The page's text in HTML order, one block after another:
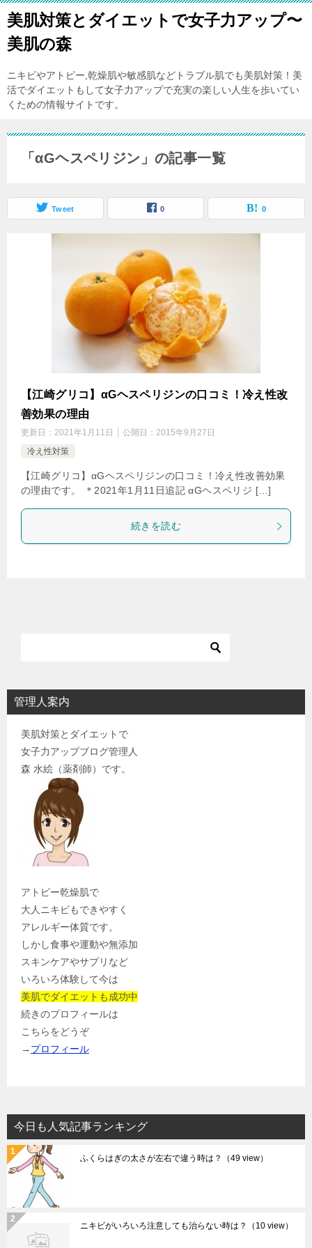
美肌対策とダイエットで女子力アップ〜
美肌の森
ニキビやアトピー,乾燥肌や敏感肌などトラブル肌でも美肌対策！美
活でダイエットもして女子力アップで充実の楽しい人生を歩いてい
くための情報サイトです。
「αGヘスペリジン」の記事一覧
Tweet 0 0
【江崎グリコ】αGヘスペリジンの口コミ！冷え性改
善効果の理由
更新日： 2021年1月11日 公開日： 2015年9月27日
冷え性対策
【江崎グリコ】αGヘスペリジンの口コミ！冷え性改善効果
の理由です。 ＊2021年1月11日追記 αGヘスペリジ […]
続きを読む
管理人案内
美肌対策とダイエットで
女子力アップブログ管理人
森 水絵（薬剤師）です。
アトピー乾燥肌で
大人ニキビもできやすく
アレルギー体質です。
しかし食事や運動や無添加
スキンケアやサプリなど
いろいろ体験して今は
美肌でダイエットも成功中
続きのプロフィールは
こちらをどうぞ
→ プロフィール
今日も人気記事ランキング
ふくらはぎの太さが左右で違う時は？ （49 view）
ニキビがいろいろ注意しても治らない時は？ （10 view）